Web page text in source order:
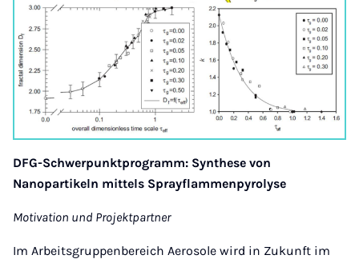
DFG-Schwerpunktprogramm: Synthese von
Nanopartikeln mittels Sprayflammenpyrolyse
Motivation und Projektpartner
Im Arbeitsgruppenbereich Aerosole wird in Zukunft im